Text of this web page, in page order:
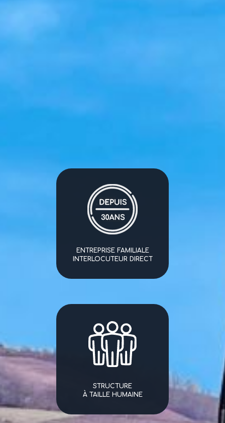
ENTREPRISE FAMILIALE
INTERLOCUTEUR DIRECT
STRUCTURE
À TAILLE HUMAINE